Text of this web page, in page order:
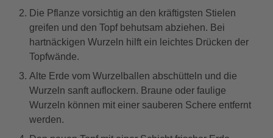
Die Pflanze vorsichtig an den kräftigsten Stielen
greifen und den Topf behutsam abziehen. Bei
hartnäckigen Wurzeln hilft ein leichtes Drücken der
Topfwände.
Alte Erde vom Wurzelballen abschütteln und die
Wurzeln sanft auflockern. Braune oder faulige
Wurzeln können mit einer sauberen Schere entfernt
werden.